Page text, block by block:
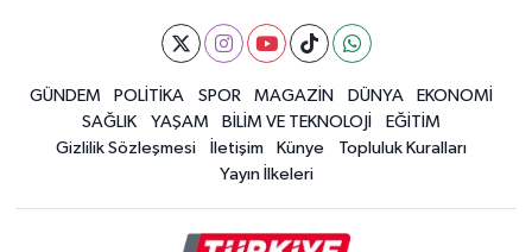
GÜNDEM POLİTİKA SPOR MAGAZİN DÜNYA
EKONOMİ
SAĞLIK
YAŞAM BİLİM VE TEKNOLOJİ
EĞİTİM
Gizlilik Sözleşmesi
İletişim Künye
Topluluk Kuralları
Yayın İlkeleri